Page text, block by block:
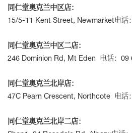
同仁堂奥克兰中区店：
15/5-11 Kent Street, Newmarket电话
同仁堂奥克兰中区二店：
246 Dominion Rd, Mt Eden 电话：09
同仁堂奥克兰北岸店：
47C Pearn Crescent, Northcote 电话
同仁堂奥克兰北岸二店：